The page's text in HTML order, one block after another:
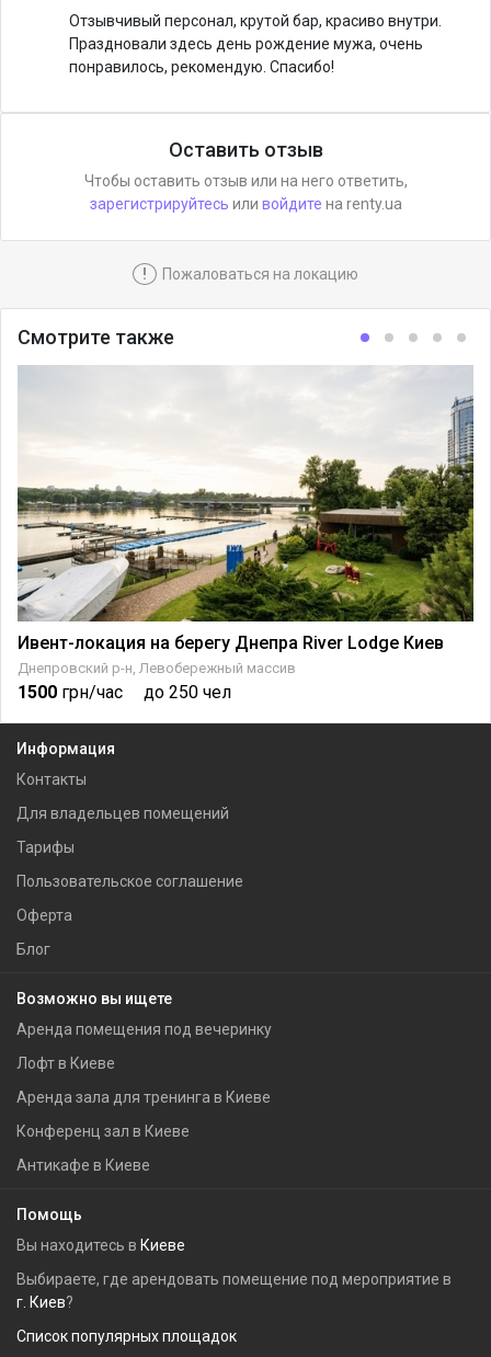
Отзывчивый персонал, крутой бар, красиво внутри.
Праздновали здесь день рождение мужа, очень
понравилось, рекомендую. Спасибо!
Оставить отзыв
Чтобы оставить отзыв или на него ответить,
зарегистрируйтесь или войдите на renty.ua
! Пожаловаться на локацию
Смотрите также
Ивент-локация на берегу Днепра River Lodge Киев
Днепровский р-н, Левобережный массив
1500 грн/час до 250 чел
Информация
Контакты
Для владельцев помещений
Тарифы
Пользовательское соглашение
Оферта
Блог
Возможно вы ищете
Аренда помещения под вечеринку
Лофт в Киеве
Аренда зала для тренинга в Киеве
Конференц зал в Киеве
Антикафе в Киеве
Помощь
Вы находитесь в Киеве
Выбираете, где арендовать помещение под мероприятие в
г. Киев?
Список популярных площадок